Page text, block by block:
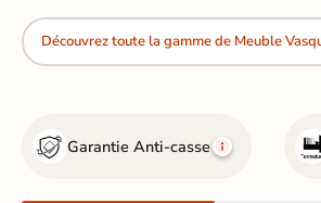
Découvrez toute la gamme de Meuble
Garantie Anti-casse